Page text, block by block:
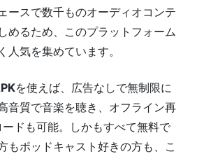
ースで数千ものオーディオコンテ
めるため、このプラットフォーム
人気を集めています。
を使えば、広告なしで無制限に
音質で音楽を聴き、オフライン再
ドも可能。しかもすべて無料で
もポッドキャスト好きの方も、こ